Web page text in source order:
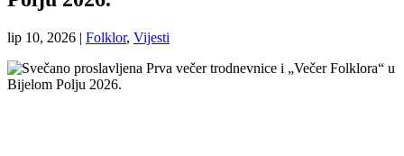
lip 10, 2026 | Folklor, Vijesti